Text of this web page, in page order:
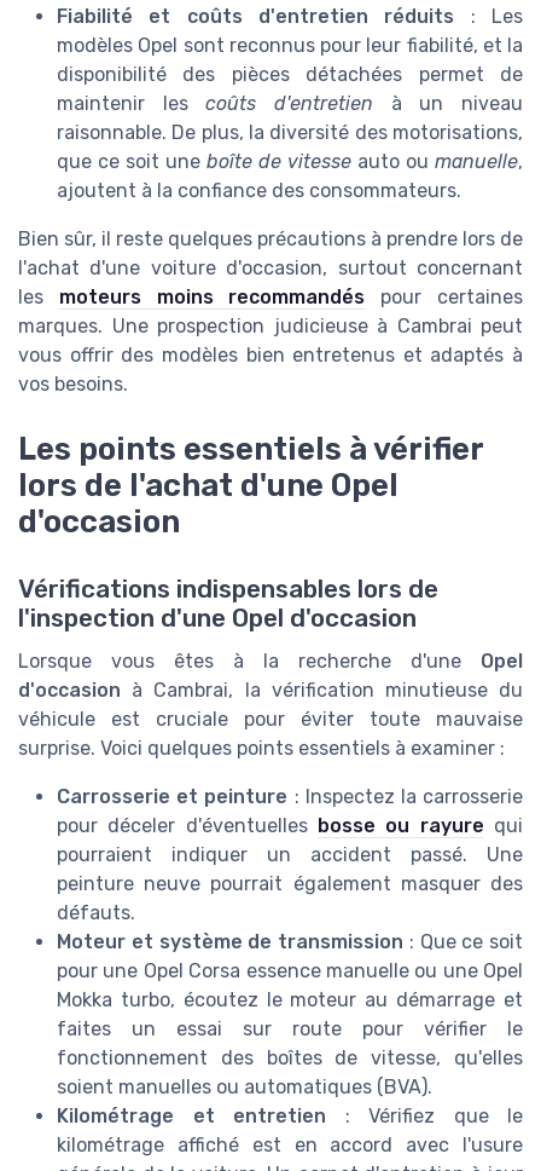
Fiabilité et coûts d'entretien réduits : Les
modèles Opel sont reconnus pour leur fiabilité, et la
disponibilité des pièces détachées permet de
maintenir lescoûts d'entretien à un niveau
raisonnable. De plus, la diversité des motorisations,
que ce soit une boîte de vitesse auto ou manuelle,
ajoutent à la confiance des consommateurs.
Bien sûr, il reste quelques précautions à prendre lors de
l'achat d'une voiture d'occasion, surtout concernant
les moteurs moins recommandés pour certaines
marques. Une prospection judicieuse à Cambrai peut
vous offrir des modèles bien entretenus et adaptés à
vos besoins.
Les points essentiels à vérifier
lors de l'achat d'une Opel
d'occasion
Vérifications indispensables lors de
l'inspection d'une Opel d'occasion
Lorsque vous êtes à la recherche d'une Opel
d'occasion à Cambrai, la vérification minutieuse du
véhicule est cruciale pour éviter toute mauvaise
surprise. Voici quelques points essentiels à examiner :
Carrosserie et peinture : Inspectez la carrosserie
pour déceler d'éventuelles bosse ou rayure qui
pourraient indiquer un accident passé. Une
peinture neuve pourrait également masquer des
défauts.
Moteur et système de transmission : Que ce soit
pour une Opel Corsa essence manuelle ou une Opel
Mokka turbo, écoutez le moteur au démarrage et
faites un essai sur route pour vérifier le
fonctionnement des boîtes de vitesse, qu'elles
soient manuelles ou automatiques (BVA).
Kilométrage et entretien : Vérifiez que le
kilométrage affiché est en accord avec l'usure